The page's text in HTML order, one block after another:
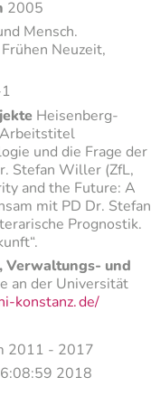
2005
Mensch.
Neuzeit,
Heisenberg-
und die Frage der
Stefan Willer (ZfL,
and the Future: A
mit PD Dr. Stefan
Prognostik.
Verwaltungs- und
an der Universität
konstanz.de/
2011 - 2017
2018